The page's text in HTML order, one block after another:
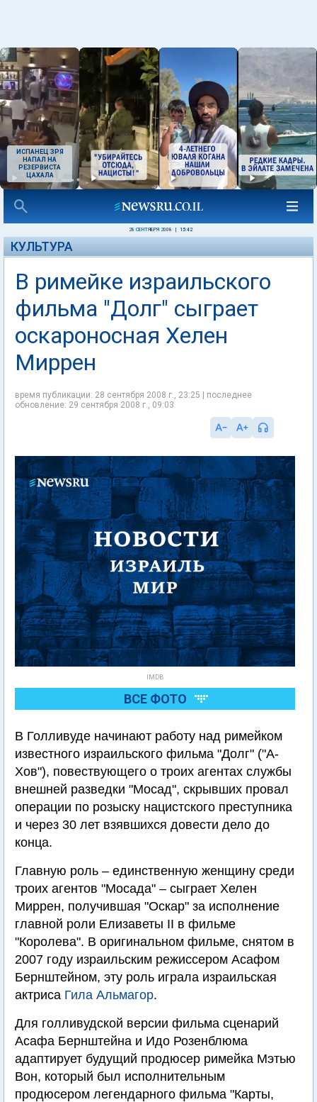
ИСПАНЕЦ ЗРЯ
НАПАЛ НА
РЕЗЕРВИСТА
ЦАХАЛА
28 СЕНТЯБРЯ 2008 15:42
КУЛЬТУРА
В римейке израильского
фильма "Долг" сыграет
оскароносная Хелен
Миррен
время публикации: 28 сентября 2008 г., 23:25 | последнее
обновление: 29 сентября 2008 г., 09:03
IMDB
ВСЕ ФОТО
В Голливуде начинают работу над римейком
известного израильского фильма "Долг" ("А-
Хов"), повествующего о троих агентах службы
внешней разведки "Мосад", скрывших провал
операции по розыску нацистского преступника
и через 30 лет взявшихся довести дело до
конца.
Главную роль – единственную женщину среди
троих агентов "Мосада" – сыграет Хелен
Миррен, получившая "Оскар" за исполнение
главной роли Елизаветы II в фильме
"Королева". В оригинальном фильме, снятом в
2007 году израильским режиссером Асафом
Бернштейном, эту роль играла израильская
актриса Гила Альмагор.
Для голливудской версии фильма сценарий
Асафа Бернштейна и Идо Розенблюма
адаптирует будущий продюсер римейка Мэтью
Вон, который был исполнительным
продюсером легендарного фильма "Карты,